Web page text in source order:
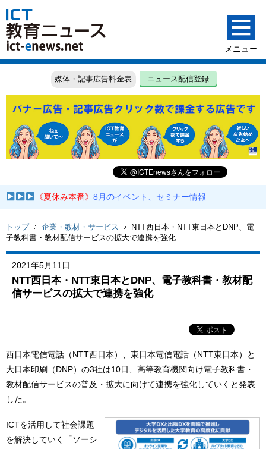
媒体・記事広告料金表 ニュース配信登録
《夏休み本番》8月のイベント、セミナー情報
トップ 企業・教材・サービス
NTT西日本・NTT東日本とDNP、電
子教科書・教材配信サービスの拡大で連携を強化
2021年5月11日
NTT西日本・NTT東日本とDNP、電子教科書・教材配
信サービスの拡大で連携を強化
西日本電信電話（NTT西日本）、東日本電信電話（NTT東日本）と
大日本印刷（DNP）の3社は10日、高等教育機関向け電子教科書・
教材配信サービスの普及・拡大に向けて連携を強化していくと発表
した。
ICTを活用して社会課題
を解決していく「ソーシ